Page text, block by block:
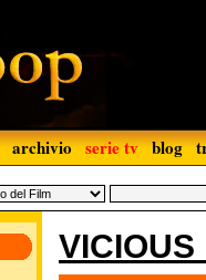
archivio serie tv blog
VICIOUS